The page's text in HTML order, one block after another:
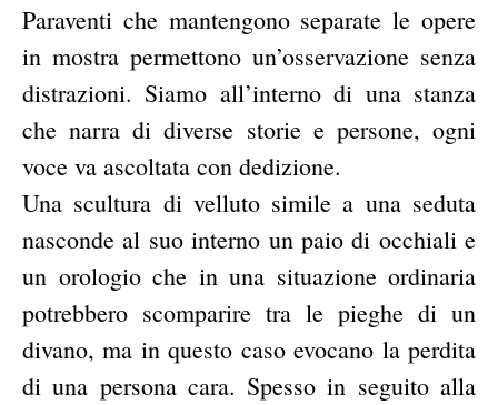
Paraventi che mantengono separate le opere
in mostra permettono un’osservazione senza
distrazioni. Siamo all’interno di una stanza
che narra di diverse storie e persone, ogni
voce va ascoltata con dedizione.
Una scultura di velluto simile a una seduta
nasconde al suo interno un paio di occhiali e
un orologio che in una situazione ordinaria
potrebbero scomparire tra le pieghe di un
divano, ma in questo caso evocano la perdita
di una persona cara. Spesso in seguito alla